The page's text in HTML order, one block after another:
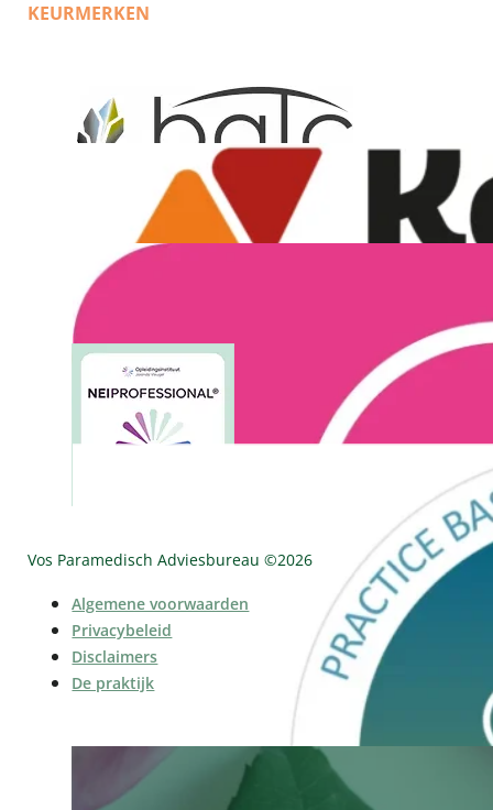
KEURMERKEN
Vos Paramedisch Adviesbureau ©2026
Algemene voorwaarden
Privacybeleid
Disclaimers
De praktijk